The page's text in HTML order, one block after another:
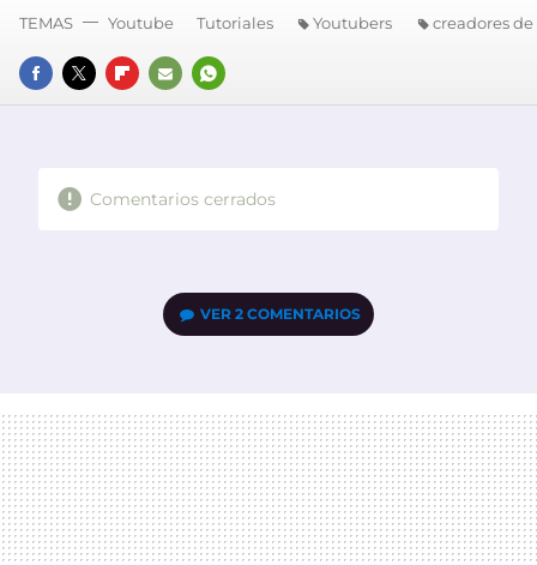
FACEBOOK
TWITTERFLIPBOARD
E-
WHATSAPP
TEMAS Youtube Tutoriales Youtubers creadores
Comentarios cerrados
VER2 COMENTARIOS